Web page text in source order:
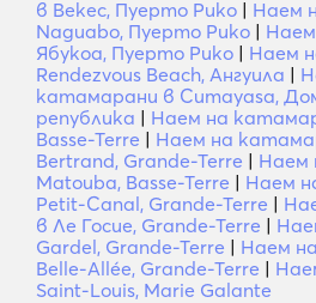
в Векес, Пуерто Рико | Наем
Naguabo, Пуерто Рико |
Ябукоа, Пуерто Рико | Наем
Rendezvous Beach, Ангуила |
катамарани в Cumayasa,
република | Наем на
Basse-Terre | Наем на
Bertrand, Grande-Terre | Наем
Matouba, Basse-Terre | Наем
Petit-Canal, Grande-Terre |
в Ле Госие, Grande-Terre |
Gardel, Grande-Terre | Наем
Belle-Allée, Grande-Terre |
Saint-Louis, Marie Galante